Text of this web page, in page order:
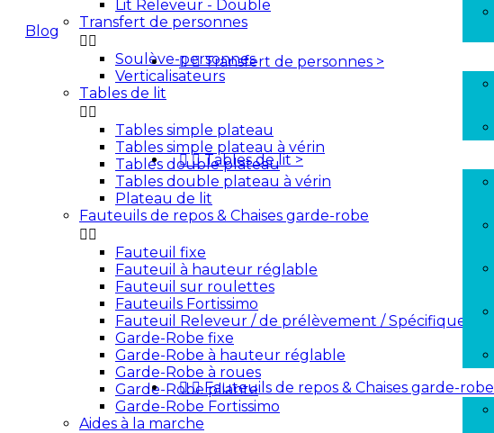
  Transfert de personnes >
  Tables de lit>
  Fauteuils de repos & Chaises garde-robe
Blog
Lit Releveur - Double
Transfert de personnes

Soulève-personnes
Verticalisateurs
Tables de lit

Tables simple plateau
Tables simple plateau à vérin
Tables double plateau
Tables double plateau à vérin
Plateau de lit
Fauteuils de repos & Chaises garde-robe

Fauteuil fixe
Fauteuil à hauteur réglable
Fauteuil sur roulettes
Fauteuils Fortissimo
Fauteuil Releveur / de prélèvement / Spécifique
Garde-Robe fixe
Garde-Robe à hauteur réglable
Garde-Robe à roues
Garde-Robe pliante
Garde-Robe Fortissimo
Aides à la marche